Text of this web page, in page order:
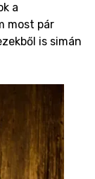
a
most pár
is simán